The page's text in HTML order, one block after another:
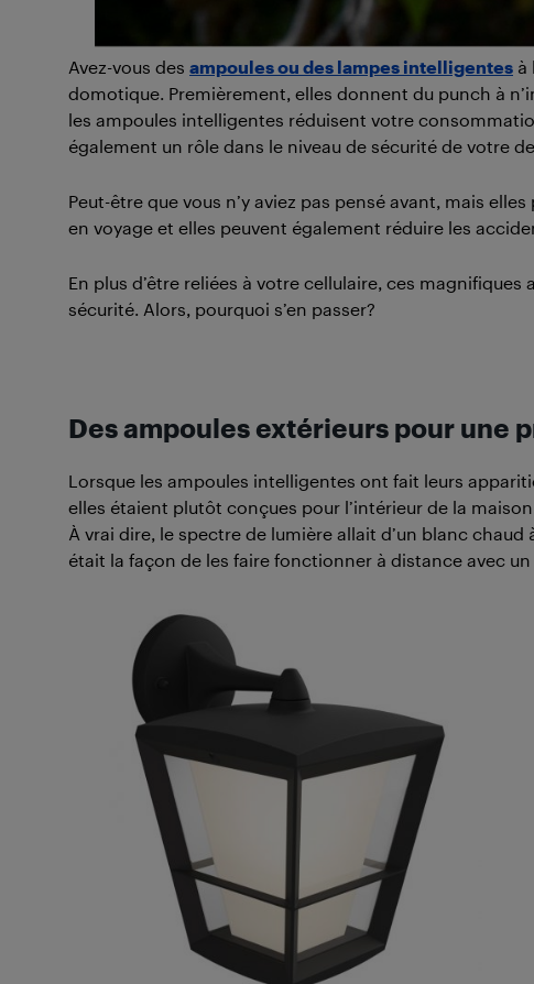
Avez-vous des ampoules ou des lampes intelligentes à
domotique. Premièrement, elles donnent du punch à
les ampoules intelligentes réduisent votre
également un rôle dans le niveau de sécurité de votre
Peut-être que vous n’y aviez pas pensé avant, mais
en voyage et elles peuvent également réduire les
En plus d’être reliées à votre cellulaire, ces
sécurité. Alors, pourquoi s’en passer?
Des ampoules extérieurs pour une
Lorsque les ampoules intelligentes ont fait leurs
elles étaient plutôt conçues pour l’intérieur de la
À vrai dire, le spectre de lumière allait d’un blanc
était la façon de les faire fonctionner à distance avec